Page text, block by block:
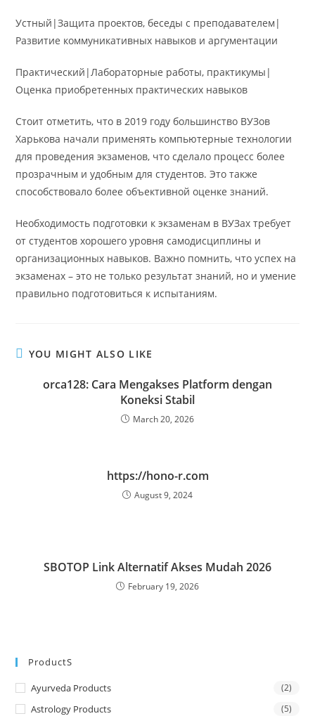
Устный|Защита проектов, беседы с преподавателем|
Развитие коммуникативных навыков и аргументации
Практический|Лабораторные работы, практикумы|
Оценка приобретенных практических навыков
Стоит отметить, что в 2019 году большинство ВУЗов
Харькова начали применять компьютерные технологии
для проведения экзаменов, что сделало процесс более
прозрачным и удобным для студентов. Это также
способствовало более объективной оценке знаний.
Необходимость подготовки к экзаменам в ВУЗах требует
от студентов хорошего уровня самодисциплины и
организационных навыков. Важно помнить, что успех на
экзаменах – это не только результат знаний, но и умение
правильно подготовиться к испытаниям.
YOU MIGHT ALSO LIKE
orca128: Cara Mengakses Platform dengan
Koneksi Stabil
March 20, 2026
https://hono-r.com
August 9, 2024
SBOTOP Link Alternatif Akses Mudah 2026
February 19, 2026
ProductS
Ayurveda Products (2)
Astrology Products (5)